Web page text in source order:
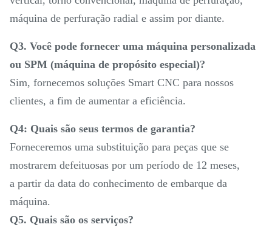
máquina de perfuração radial e assim por diante.
Q3. Você pode fornecer uma máquina personalizada
ou SPM (máquina de propósito especial)?
Sim, fornecemos soluções Smart CNC para nossos
clientes, a fim de aumentar a eficiência.
Q4: Quais são seus termos de garantia?
Forneceremos uma substituição para peças que se
mostrarem defeituosas por um período de 12 meses,
a partir da data do conhecimento de embarque da
máquina.
Q5. Quais são os serviços?